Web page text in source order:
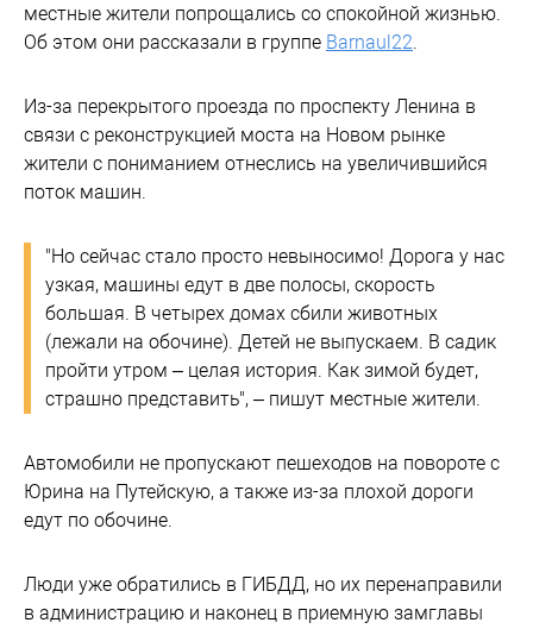
местные жители попрощались со спокойной жизнью.
Об этом они рассказали в группе Barnaul22.
Из-за перекрытого проезда по проспекту Ленина в
связи с реконструкцией моста на Новом рынке
жители с пониманием отнеслись на увеличившийся
поток машин.
"Но сейчас стало просто невыносимо! Дорога у нас
узкая, машины едут в две полосы, скорость
большая. В четырех домах сбили животных
(лежали на обочине). Детей не выпускаем. В садик
пройти утром – целая история. Как зимой будет,
страшно представить", – пишут местные жители.
Автомобили не пропускают пешеходов на повороте с
Юрина на Путейскую, а также из-за плохой дороги
едут по обочине.
Люди уже обратились в ГИБДД, но их перенаправили
в администрацию и наконец в приемную замглавы